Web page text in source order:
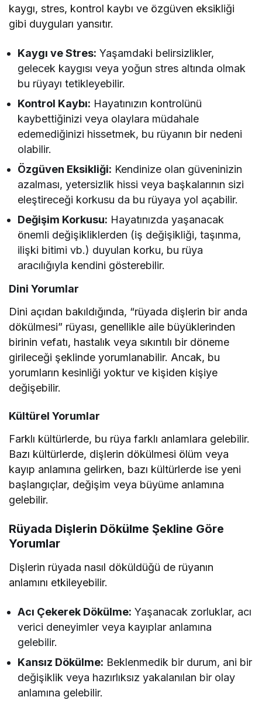
kaygı, stres, kontrol kaybı ve özgüven eksikliği
gibi duyguları yansıtır.
Kaygı ve Stres: Yaşamdaki belirsizlikler,
gelecek kaygısı veya yoğun stres altında olmak
bu rüyayı tetikleyebilir.
Kontrol Kaybı: Hayatınızın kontrolünü
kaybettiğinizi veya olaylara müdahale
edemediğinizi hissetmek, bu rüyanın bir nedeni
olabilir.
Özgüven Eksikliği: Kendinize olan güveninizin
azalması, yetersizlik hissi veya başkalarının sizi
eleştireceği korkusu da bu rüyaya yol açabilir.
Değişim Korkusu: Hayatınızda yaşanacak
önemli değişikliklerden (iş değişikliği, taşınma,
ilişki bitimi vb.) duyulan korku, bu rüya
aracılığıyla kendini gösterebilir.
Dini Yorumlar
Dini açıdan bakıldığında, “rüyada dişlerin bir anda
dökülmesi” rüyası, genellikle aile büyüklerinden
birinin vefatı, hastalık veya sıkıntılı bir döneme
girileceği şeklinde yorumlanabilir. Ancak, bu
yorumların kesinliği yoktur ve kişiden kişiye
değişebilir.
Kültürel Yorumlar
Farklı kültürlerde, bu rüya farklı anlamlara gelebilir.
Bazı kültürlerde, dişlerin dökülmesi ölüm veya
kayıp anlamına gelirken, bazı kültürlerde ise yeni
başlangıçlar, değişim veya büyüme anlamına
gelebilir.
Rüyada Dişlerin Dökülme Şekline Göre
Yorumlar
Dişlerin rüyada nasıl döküldüğü de rüyanın
anlamını etkileyebilir.
Acı Çekerek Dökülme: Yaşanacak zorluklar, acı
verici deneyimler veya kayıplar anlamına
gelebilir.
Kansız Dökülme: Beklenmedik bir durum, ani bir
değişiklik veya hazırlıksız yakalanılan bir olay
anlamına gelebilir.